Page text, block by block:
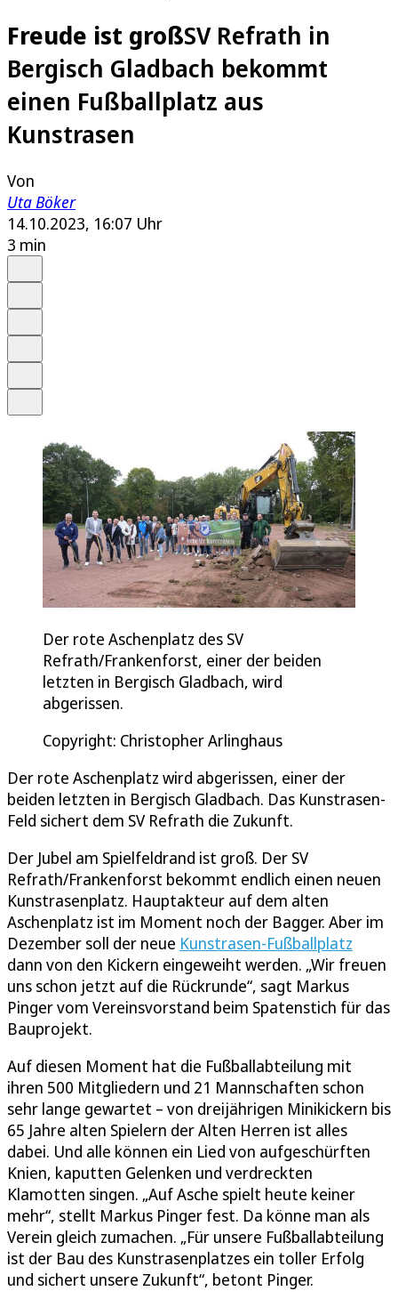
Freude ist großSV Refrath in
Bergisch Gladbach bekommt
einen Fußballplatz aus
Kunstrasen
Von
Uta Böker
14.10.2023, 16:07 Uhr
3 min
Der rote Aschenplatz des SV
Refrath/Frankenforst, einer der beiden
letzten in Bergisch Gladbach, wird
abgerissen.
Copyright: Christopher Arlinghaus
Der rote Aschenplatz wird abgerissen, einer der
beiden letzten in Bergisch Gladbach. Das Kunstrasen-
Feld sichert dem SV Refrath die Zukunft.
Der Jubel am Spielfeldrand ist groß. Der SV
Refrath/Frankenforst bekommt endlich einen neuen
Kunstrasenplatz. Hauptakteur auf dem alten
Aschenplatz ist im Moment noch der Bagger. Aber im
Dezember soll der neue Kunstrasen-Fußballplatz
dann von den Kickern eingeweiht werden. „Wir freuen
uns schon jetzt auf die Rückrunde“, sagt Markus
Pinger vom Vereinsvorstand beim Spatenstich für das
Bauprojekt.
Auf diesen Moment hat die Fußballabteilung mit
ihren 500 Mitgliedern und 21 Mannschaften schon
sehr lange gewartet – von dreijährigen Minikickern bis
65 Jahre alten Spielern der Alten Herren ist alles
dabei. Und alle können ein Lied von aufgeschürften
Knien, kaputten Gelenken und verdreckten
Klamotten singen. „Auf Asche spielt heute keiner
mehr“, stellt Markus Pinger fest. Da könne man als
Verein gleich zumachen. „Für unsere Fußballabteilung
ist der Bau des Kunstrasenplatzes ein toller Erfolg
und sichert unsere Zukunft“, betont Pinger.